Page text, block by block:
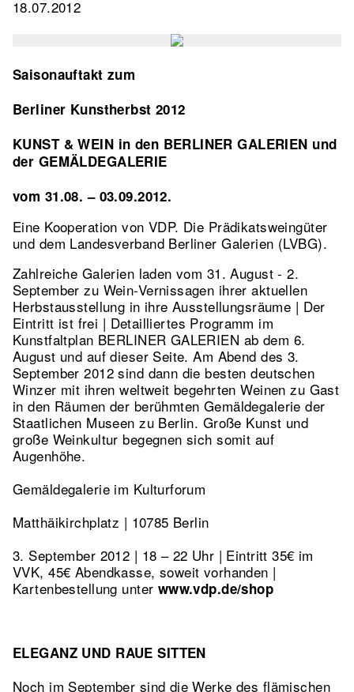
18.07.2012
Saisonauftakt zum
Berliner Kunstherbst 2012
KUNST & WEIN in den BERLINER GALERIEN und
der GEMÄLDEGALERIE
vom 31.08. – 03.09.2012.
Eine Kooperation von VDP. Die Prädikatsweingüter
und dem Landesverband Berliner Galerien (LVBG).
Zahlreiche Galerien laden vom 31. August - 2.
September zu Wein-Vernissagen ihrer aktuellen
Herbstausstellung in ihre Ausstellungsräume | Der
Eintritt ist frei | Detailliertes Programm im
Kunstfaltplan BERLINER GALERIEN ab dem 6.
August und auf dieser Seite. Am Abend des 3.
September 2012 sind dann die besten deutschen
Winzer mit ihren weltweit begehrten Weinen zu Gast
in den Räumen der berühmten Gemäldegalerie der
Staatlichen Museen zu Berlin. Große Kunst und
große Weinkultur begegnen sich somit auf
Augenhöhe.
Gemäldegalerie im Kulturforum
Matthäikirchplatz | 10785 Berlin
3. September 2012 | 18 – 22 Uhr | Eintritt 35€ im
VVK, 45€ Abendkasse, soweit vorhanden |
Kartenbestellung unter www.vdp.de/shop
ELEGANZ UND RAUE SITTEN
Noch im September sind die Werke des flämischen